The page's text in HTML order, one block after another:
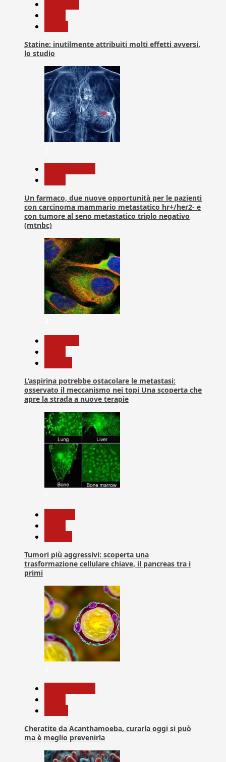
Statine: inutilmente attribuiti molti effetti avversi,
lo studio
Un farmaco, due nuove opportunità per le pazienti
con carcinoma mammario metastatico hr+/her2- e
con tumore al seno metastatico triplo negativo
(mtnbc)
L’aspirina potrebbe ostacolare le metastasi:
osservato il meccanismo nei topi Una scoperta che
apre la strada a nuove terapie
Tumori più aggressivi: scoperta una
trasformazione cellulare chiave, il pancreas tra i
primi
Cheratite da Acanthamoeba, curarla oggi si può
ma è meglio prevenirla